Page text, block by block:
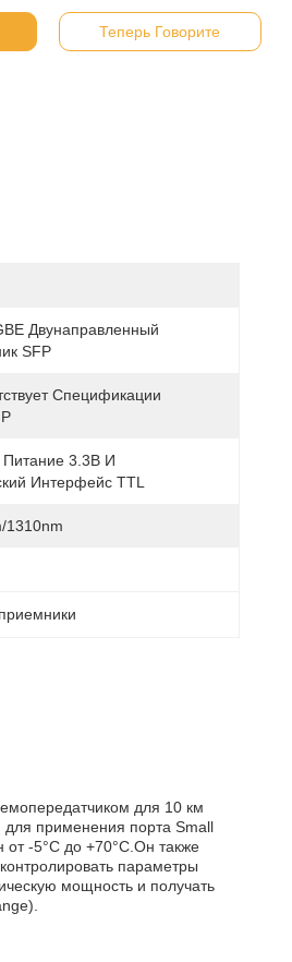
Теперь Говорите
Двунаправленный
SFP
Спецификации
Питание 3.3В И
Интерфейс TTL
1310nm
для 10 км
для применения порта Small
-5°C до +70°C.Он также
параметры
мощность и получать